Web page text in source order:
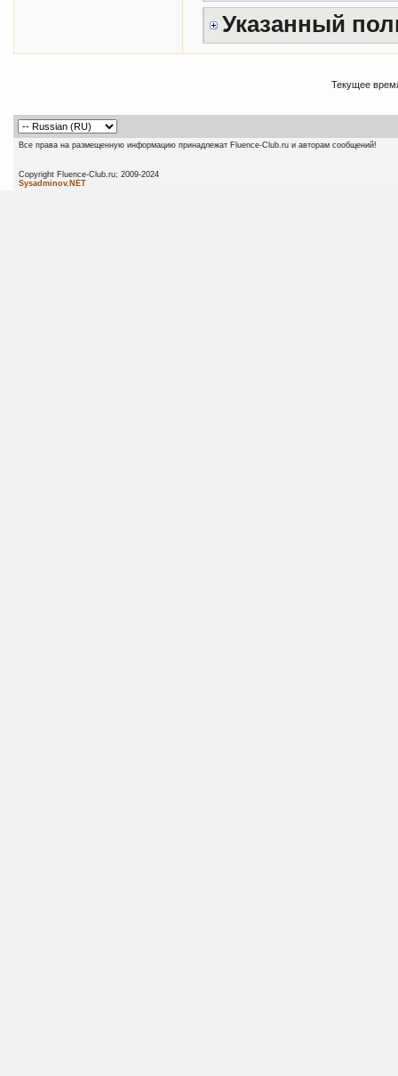
Указанный
Текущее
Все права на размещенную информацию принадлежат Fluence-Club.ru и авторам сообщений!
Copyright Fluence-Club.ru;
Sysadminov.NET